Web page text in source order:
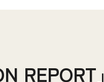
REPORT」